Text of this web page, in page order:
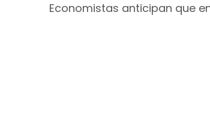
Economistas anticipan que